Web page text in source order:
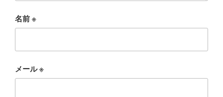
名前※
メール※